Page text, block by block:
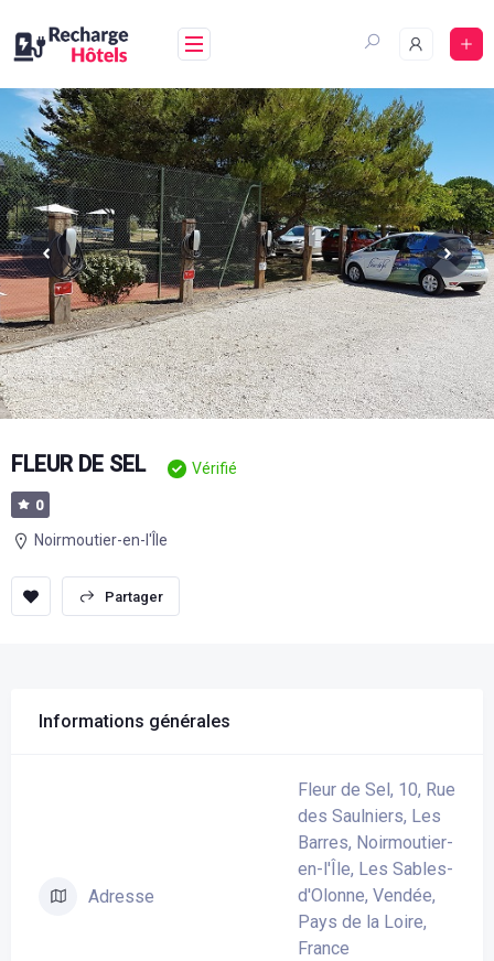
au
contenu
FLEUR DE SEL Vérifié
0
Noirmoutier-en-l'Île
sauvegarderPartager
Informations générales
Adresse
Fleur de Sel, 10, Rue
des Saulniers, Les
Barres, Noirmoutier-
en-l'Île, Les Sables-
d'Olonne, Vendée,
Pays de la Loire,
France